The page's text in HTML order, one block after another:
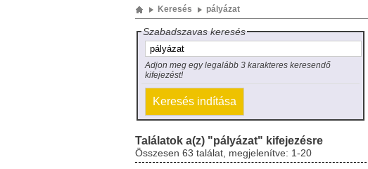
Keresés pályázat
Szabadszavas keresés
Adjon meg egy legalább 3 karakteres keresendő
kifejezést!
Találatok a(z) "pályázat" kifejezésre
Összesen 63 találat, megjelenítve: 1-20